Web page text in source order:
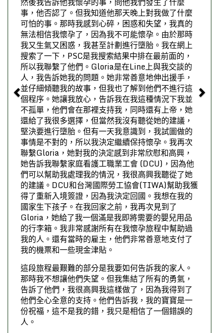
事，他否認了。但我知道他那天晚上對我做了什麼
可怕的事。那時我感到心碎，困惑和失望，我真的
無法相信我懷孕了，因為我不可能懷孕。由於那時
我又生氣又困惑，我甚至計劃進行墮胎。我在網上
搜索了一下，PSC是我搜索結果中排在最前面的，
所以我聯繫了他們。Gloria是在Line上與我交談的
人，我告訴她我的問題。她非常善意地伸出援手，
並仔細傾聽我的故事，但我也了解到他們不進行這
個程序。她讓我放心，告訴我在我這種情況下我並
不孤單，他們會在那裡支持我，同時還有上帝，她
還給了我很多選擇，但當然我沒有聽從她的建議，
堅決要進行墮胎。但有一天我意識到，我試圖做的
事情是不對的，所以我決定繼續保持懷孕。我再次
聯繫Gloria，她對我的決定感到非常欣慰和高興，
她告訴我聯繫家庭看護工職業工會 (DCU)，因為他
們可以幫助我處理我的情況，我很高興我聽從了她
的建議。DCU和台灣國際勞工協會(TIWA)幫助我獲
得了重新入境簽證，因為我決定回國。我想在我的
國家生下孩子。在我回家之前，我再次見到了
Gloria，她給了我一個滿是我即將需要的嬰兒用品
的行李箱。我非常感謝所有在我懷孕旅程中幫助過
我的人。還有當時的雇主，他們非常善意地支付了
我的機票和一些現金津貼。
這段旅程最艱難的部分是我要如何告訴我的家人。
那時我不想讓他們失望。但我集結了所有的勇氣，
告訴了他們，我很高興我這樣做了，因為我得到了
他們全心全意的支持。他們告訴我，我的寶寶是一
份祝福，這不是我的錯，我只是相信了一個錯誤的
人。